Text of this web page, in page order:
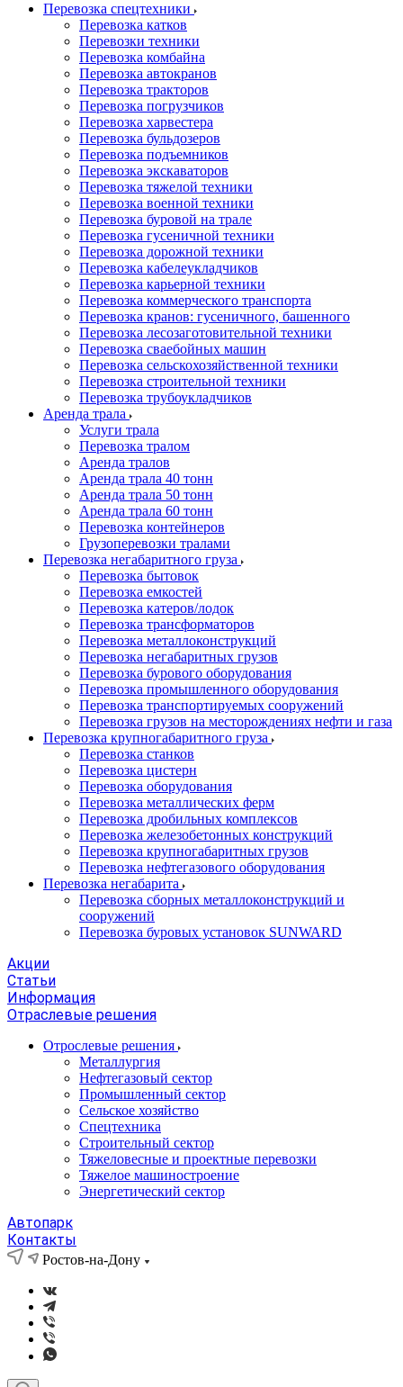
Перевозка спецтехники
Перевозка катков
Перевозки техники
Перевозка комбайна
Перевозка автокранов
Перевозка тракторов
Перевозка погрузчиков
Перевозка харвестера
Перевозка бульдозеров
Перевозка подъемников
Перевозка экскаваторов
Перевозка тяжелой техники
Перевозка военной техники
Перевозка буровой на трале
Перевозка гусеничной техники
Перевозка дорожной техники
Перевозка кабелеукладчиков
Перевозка карьерной техники
Перевозка коммерческого транспорта
Перевозка кранов: гусеничного, башенного
Перевозка лесозаготовительной техники
Перевозка сваебойных машин
Перевозка сельскохозяйственной техники
Перевозка строительной техники
Перевозка трубоукладчиков
Аренда трала
Услуги трала
Перевозка тралом
Аренда тралов
Аренда трала 40 тонн
Аренда трала 50 тонн
Аренда трала 60 тонн
Перевозка контейнеров
Грузоперевозки тралами
Перевозка негабаритного груза
Перевозка бытовок
Перевозка емкостей
Перевозка катеров/лодок
Перевозка трансформаторов
Перевозка металлоконструкций
Перевозка негабаритных грузов
Перевозка бурового оборудования
Перевозка промышленного оборудования
Перевозка транспортируемых сооружений
Перевозка грузов на месторождениях нефти и газа
Перевозка крупногабаритного груза
Перевозка станков
Перевозка цистерн
Перевозка оборудования
Перевозка металлических ферм
Перевозка дробильных комплексов
Перевозка железобетонных конструкций
Перевозка крупногабаритных грузов
Перевозка нефтегазового оборудования
Перевозка негабарита
Перевозка сборных металлоконструкций и
сооружений
Перевозка буровых установок SUNWARD
Акции
Статьи
Информация
Отраслевые решения
Отрослевые решения
Металлургия
Нефтегазовый сектор
Промышленный сектор
Сельское хозяйство
Спецтехника
Строительный сектор
Тяжеловесные и проектные перевозки
Тяжелое машиностроение
Энергетический сектор
Автопарк
Контакты
Ростов-на-Дону